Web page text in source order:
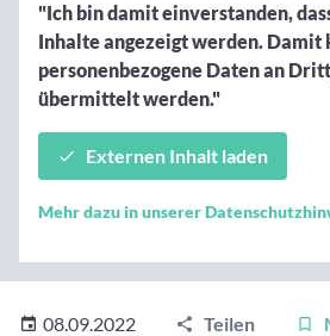
Artikel, Podcasts und Videos,
Videos
Interviews, Marktanalysen und
Community
Podcasts
Audiobeiträge mit spannenden
Fondswissen
Alles, was Sie zu Fonds und
Fondssuche
Nutzen Sie die Filter, um aus
passenden zu finden
Lassen Sie sich die besten Fonds
Die besten Fonds
2. Fonds auswählen
Fondsgesellschaften
Informationen, Beiträge und
Fondsgesellschaften
Vermögensverwalter
Informationen, Beiträge und
unserer Partner-
Informationen und Beiträge
Events
anstehenden Online- und
Vergangene Webinare
Finanzberatung
"Ich bin damit einverstanden,
Inhalte angezeigt werden. Damit
personenbezogene Daten an
übermittelt werden."
Externen Inhalt laden
Mehr dazu in unserer
08.09.2022 Teilen